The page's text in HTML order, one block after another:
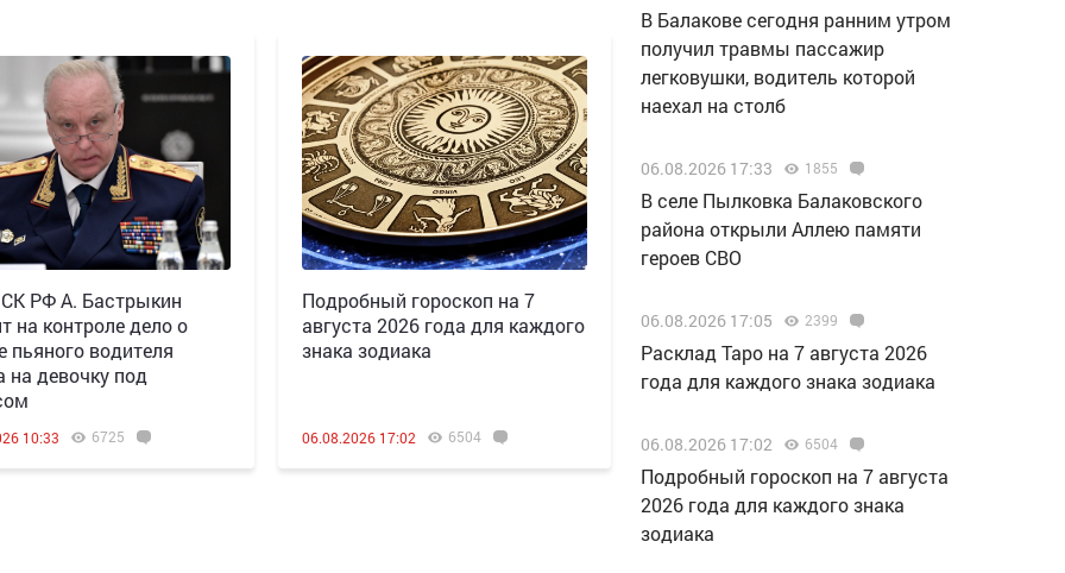
СК РФ А. Бастрыкин
на контроле дело о
пьяного водителя
на девочку под
10:33 6725
Подробный гороскоп на 7
августа 2026 года для каждого
знака зодиака
06.08.2026 17:02 6504
В Балакове сегодня ранним утром
получил травмы пассажир
легковушки, водитель которой
наехал на столб
06.08.2026 17:33 1855
В селе Пылковка Балаковского
района открыли Аллею памяти
героев СВО
06.08.2026 17:05 2399
Расклад Таро на 7 августа 2026
года для каждого знака зодиака
06.08.2026 17:02 6504
Подробный гороскоп на 7 августа
2026 года для каждого знака
зодиака